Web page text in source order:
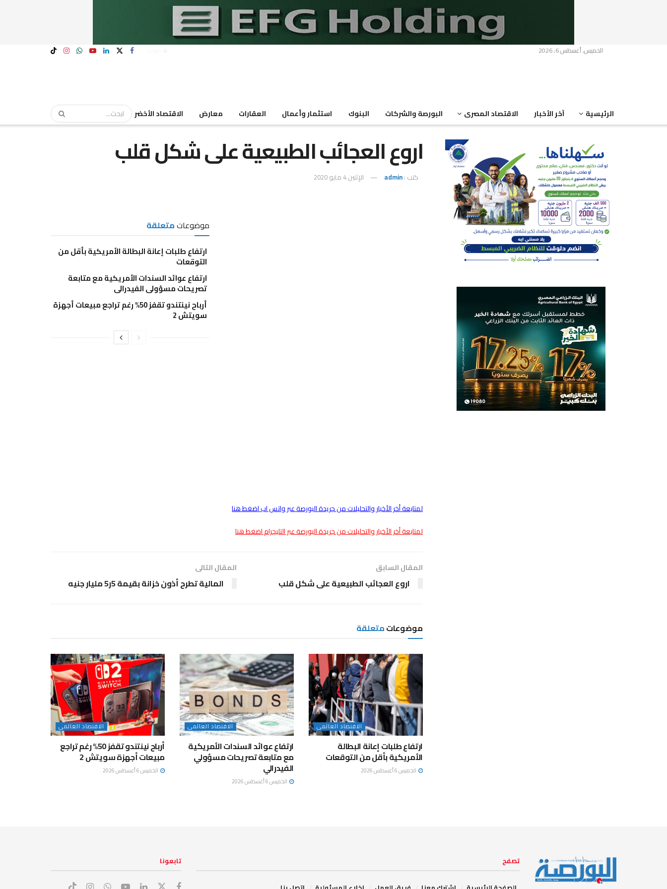
الخميس, أغسطس 6, 2026
الرئيسية آخر الأخبار الاقتصاد المصرى البورصة والشركات البنوك استثمار وأعمال العقارات معارض الاقتصاد الأخضر
اروع العجائب الطبيعية على شكل قلب‏
كتب :admin الإثنين 4 مايو 2020
موضوعاتمتعلقة
ارتفاع طلبات إعانة البطالة الأمريكية بأقل من
التوقعات
ارتفاع عوائد السندات الأمريكية مع متابعة
تصريحات مسؤولي الفيدرالي
أرباح نينتندو تقفز 50% رغم تراجع مبيعات أجهزة
سويتش 2
لمتابعة أخر الأخبار والتحليلات من جريدة البورصة عبر واتس اب اضغط هنا
لمتابعة أخر الأخبار والتحليلات من جريدة البورصة عبر التليجرام اضغط هنا
المقال السابق
اروع العجائب الطبيعية على شكل قلب‏
المقال التالى
المالية تطرح أذون خزانة بقيمة 5ر5 مليار جنيه
موضوعاتمتعلقة
الاقتصاد العالمى
ارتفاع طلبات إعانة البطالة
الأمريكية بأقل من التوقعات
الخميس 6 أغسطس 2026
الاقتصاد العالمى
ارتفاع عوائد السندات الأمريكية
مع متابعة تصريحات مسؤولي
الفيدرالي
الخميس 6 أغسطس 2026
الاقتصاد العالمى
أرباح نينتندو تقفز 50% رغم تراجع
مبيعات أجهزة سويتش 2
الخميس 6 أغسطس 2026
تصفح تابعونا